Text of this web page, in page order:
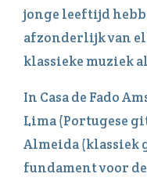
jonge leeftijd
afzonderlijk van
klassieke muziek
In Casa de Fado
Lima (Portugese
Almeida (klassiek
fundament voor